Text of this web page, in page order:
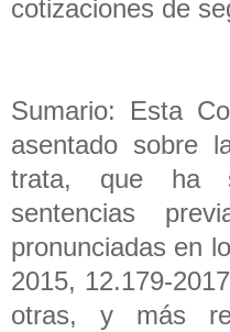
cotizaciones de
Sumario: Esta
asentado sobre
trata, que ha
sentencias
pronunciadas en
2015, 12.179-
otras, y más